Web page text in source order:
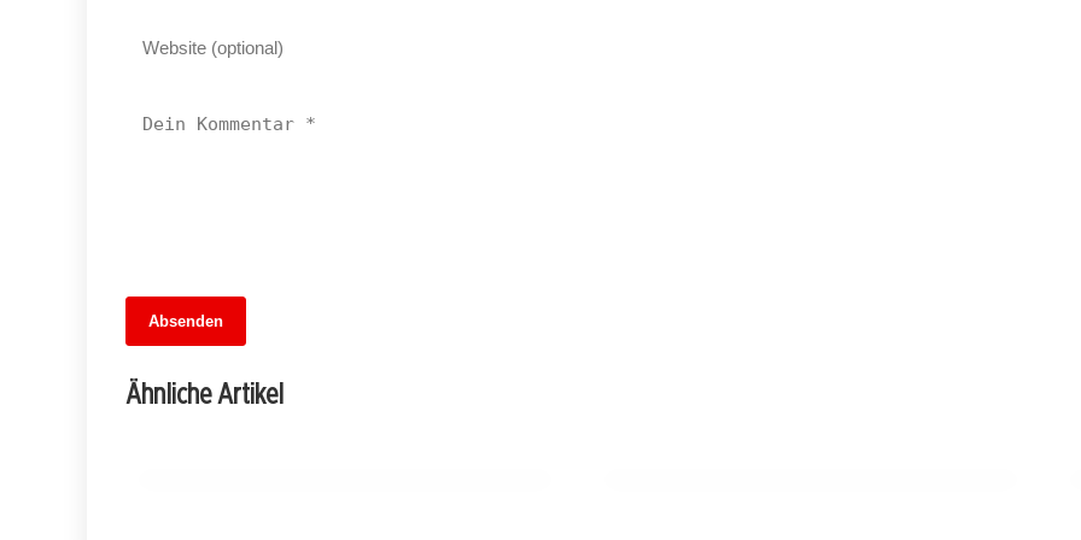
Absenden
Ähnliche Artikel
MuseumsMeileMitte: Berlins neues
kulturelles Herz schlägt am